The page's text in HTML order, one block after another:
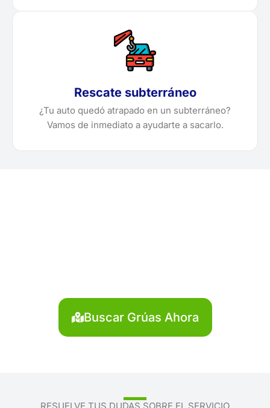
Rescate subterráneo
¿Tu auto quedó atrapado en un subterráneo?
Vamos de inmediato a ayudarte a sacarlo.
Buscar Grúas Ahora
RESUELVE TUS DUDAS SOBRE EL SERVICIO